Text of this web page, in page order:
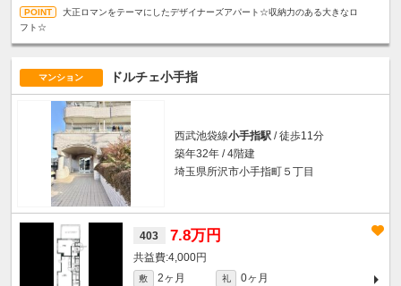
大正ロマンをテーマにしたデザイナーズアパート☆収納力のある大きなロ
フト☆
マンション ドルチェ小手指
西武池袋線小手指駅 / 徒歩11分
築年32年 / 4階建
埼玉県所沢市小手指町５丁目
403 7.8万円
4,000円
敷 2ヶ月 礼
0ヶ月